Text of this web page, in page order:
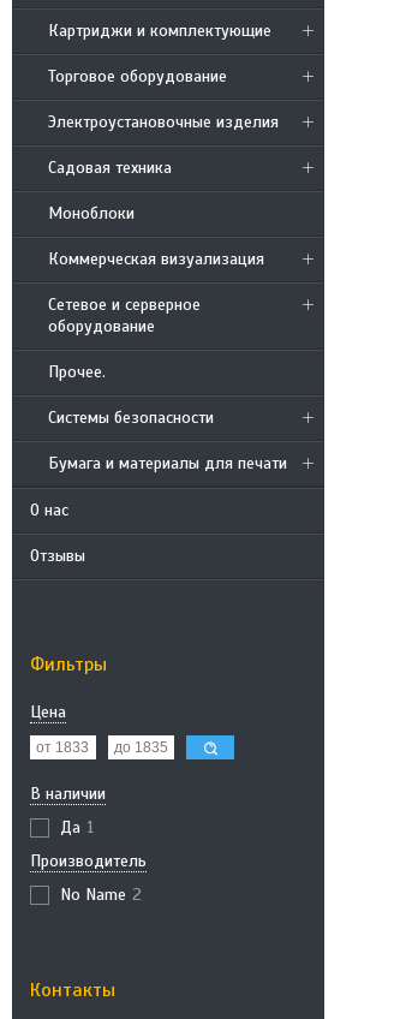
Картриджи и комплектующие
Торговое оборудование
Электроустановочные изделия
Садовая техника
Моноблоки
Коммерческая визуализация
Сетевое и серверное
оборудование
Прочее.
Системы безопасности
Бумага и материалы для печати
О нас
Отзывы
Фильтры
Цена
В наличии
Да 1
Производитель
No Name 2
Контакты